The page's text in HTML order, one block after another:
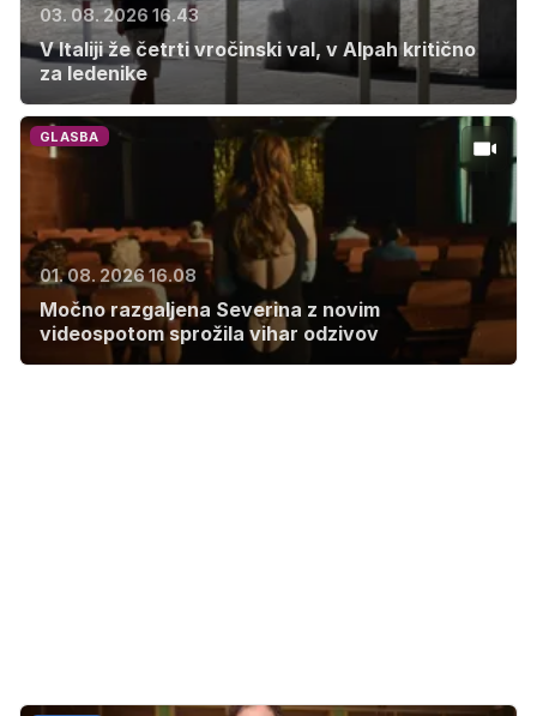
03. 08. 2026 16.43
V Italiji že četrti vročinski val, v Alpah kritično
za ledenike
GLASBA
01. 08. 2026 16.08
Močno razgaljena Severina z novim
videospotom sprožila vihar odzivov